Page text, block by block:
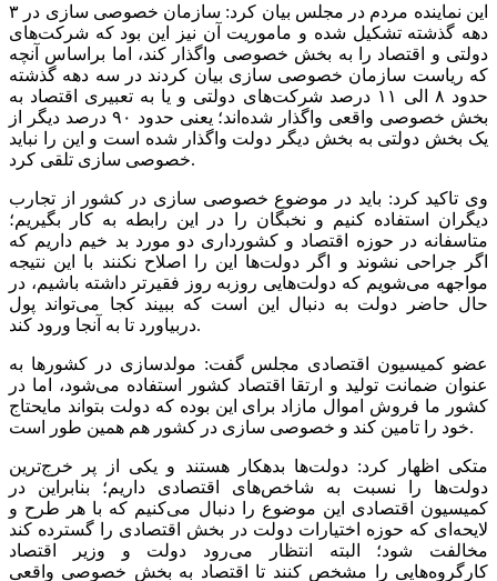
این نماینده مردم در مجلس بیان کرد: سازمان خصوصی سازی در ۳
دهه گذشته تشکیل شده و ماموریت آن نیز این بود که شرکت‌های
دولتی و اقتصاد را به بخش خصوصی واگذار کند، اما براساس آنچه
که ریاست سازمان خصوصی سازی بیان کردند در سه دهه گذشته
حدود ۸ الی ۱۱ درصد شرکت‌های دولتی و یا به تعبیری اقتصاد به
بخش خصوصی واقعی واگذار شده‌اند؛ یعنی حدود ۹۰ درصد دیگر از
یک بخش دولتی به بخش دیگر دولت واگذار شده است و این را نباید
خصوصی سازی تلقی کرد.
وی تاکید کرد: باید در موضوع خصوصی سازی در کشور از تجارب
دیگران استفاده کنیم و نخبگان را در این رابطه به کار بگیریم؛
متاسفانه در حوزه اقتصاد و کشورداری دو مورد بد خیم داریم که
اگر جراحی نشوند و اگر دولت‌ها این را اصلاح نکنند با این نتیجه
مواجهه می‌شویم که دولت‌هایی روزبه روز فقیرتر داشته باشیم، در
حال حاضر دولت به دنبال این است که ببیند کجا می‌تواند پول
دربیاورد تا به آنجا ورود کند.
عضو کمیسیون اقتصادی مجلس گفت: مولدسازی در کشور‌ها به
عنوان ضمانت تولید و ارتقا اقتصاد کشور استفاده می‌شود، اما در
کشور ما فروش اموال مازاد برای این بوده که دولت بتواند مایحتاج
خود را تامین کند و خصوصی سازی در کشور هم همین طور است.
متکی اظهار کرد: دولت‌ها بدهکار هستند و یکی از پر خرج‌ترین
دولت‌ها را نسبت به شاخص‌های اقتصادی داریم؛ بنابراین در
کمیسیون اقتصادی این موضوع را دنبال می‌کنیم که با هر طرح و
لایحه‌ای که حوزه اختیارات دولت در بخش اقتصادی را گسترده کند
مخالفت شود؛ البته انتظار می‌رود دولت و وزیر اقتصاد
کارگروه‌هایی را مشخص کنند تا اقتصاد به بخش خصوصی واقعی